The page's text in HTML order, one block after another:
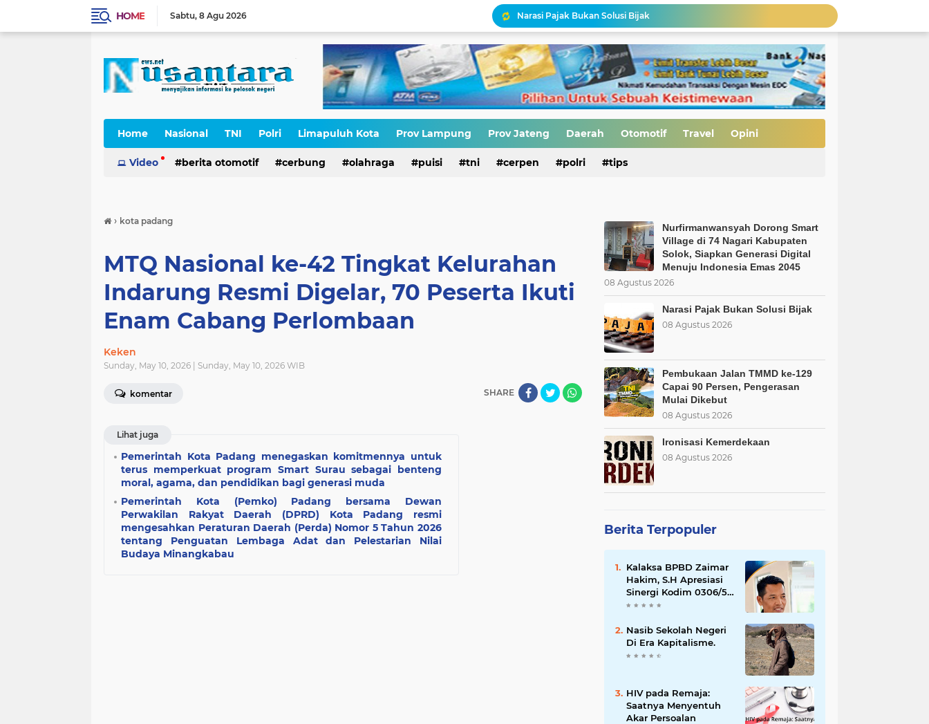
HOME Sabtu 8 Agu 2026
Narasi Pajak Bukan Solusi Bijak
Pembukaan Jalan TMMD ke-129 Capai 90 Persen, Pengerasan Mulai Dikebut
Ironisasi Kemerdekaan
MBG Bukan Solusi tapi Korupsi, Kolusi, dan Nepotisme Para Elit Politik, Kolusi, dan Nepotisme Para Elit Politik
HIV di Kalangan Pelajar, Saatnya Evaluasi Arah Kebijakan
Erik Abdullah: "Sejak Awal Kasus Dinilai Janggal"
Antara HAM dan Hukum Allah: Kedudukan L68TQ dalam Islam
Home Nasional TNI Polri Limapuluh Kota Prov Lampung Prov Jateng Daerah Otomotif Travel Opini
Cerpen
Video berita otomotif cerbung olahraga puisi tni cerpen polri tips
› kota padang
MTQ Nasional ke-42 Tingkat Kelurahan
Indarung Resmi Digelar, 70 Peserta Ikuti
Enam Cabang Perlombaan
Keken
Sunday, May 10, 2026 | Sunday, May 10, 2026 WIB
komentar SHARE
Lihat juga
Pemerintah Kota Padang menegaskan komitmennya untuk
terus memperkuat program Smart Surau sebagai benteng
moral, agama, dan pendidikan bagi generasi muda
Pemerintah Kota (Pemko) Padang bersama Dewan
Perwakilan Rakyat Daerah (DPRD) Kota Padang resmi
mengesahkan Peraturan Daerah (Perda) Nomor 5 Tahun 2026
tentang Penguatan Lembaga Adat dan Pelestarian Nilai
Budaya Minangkabau
Nurfirmanwansyah Dorong Smart
Village di 74 Nagari Kabupaten
Solok, Siapkan Generasi Digital
Menuju Indonesia Emas 2045
08 Agustus 2026
Narasi Pajak Bukan Solusi Bijak
08 Agustus 2026
Pembukaan Jalan TMMD ke-129
Capai 90 Persen, Pengerasan
Mulai Dikebut
08 Agustus 2026
Ironisasi Kemerdekaan
08 Agustus 2026
Berita Terpopuler
Kalaksa BPBD Zaimar
Hakim, S.H Apresiasi
Sinergi Kodim 0306/50
Kota dalam
dan Penanganan
Bencana
Nasib Sekolah Negeri
Di Era Kapitalisme.
HIV pada Remaja:
Saatnya Menyentuh
Akar Persoalan